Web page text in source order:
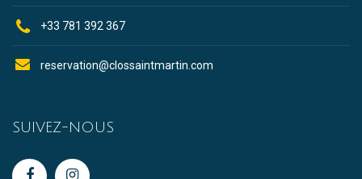
+33 781 392 367
reservation@clossaintmartin.com
SUIVEZ-NOUS